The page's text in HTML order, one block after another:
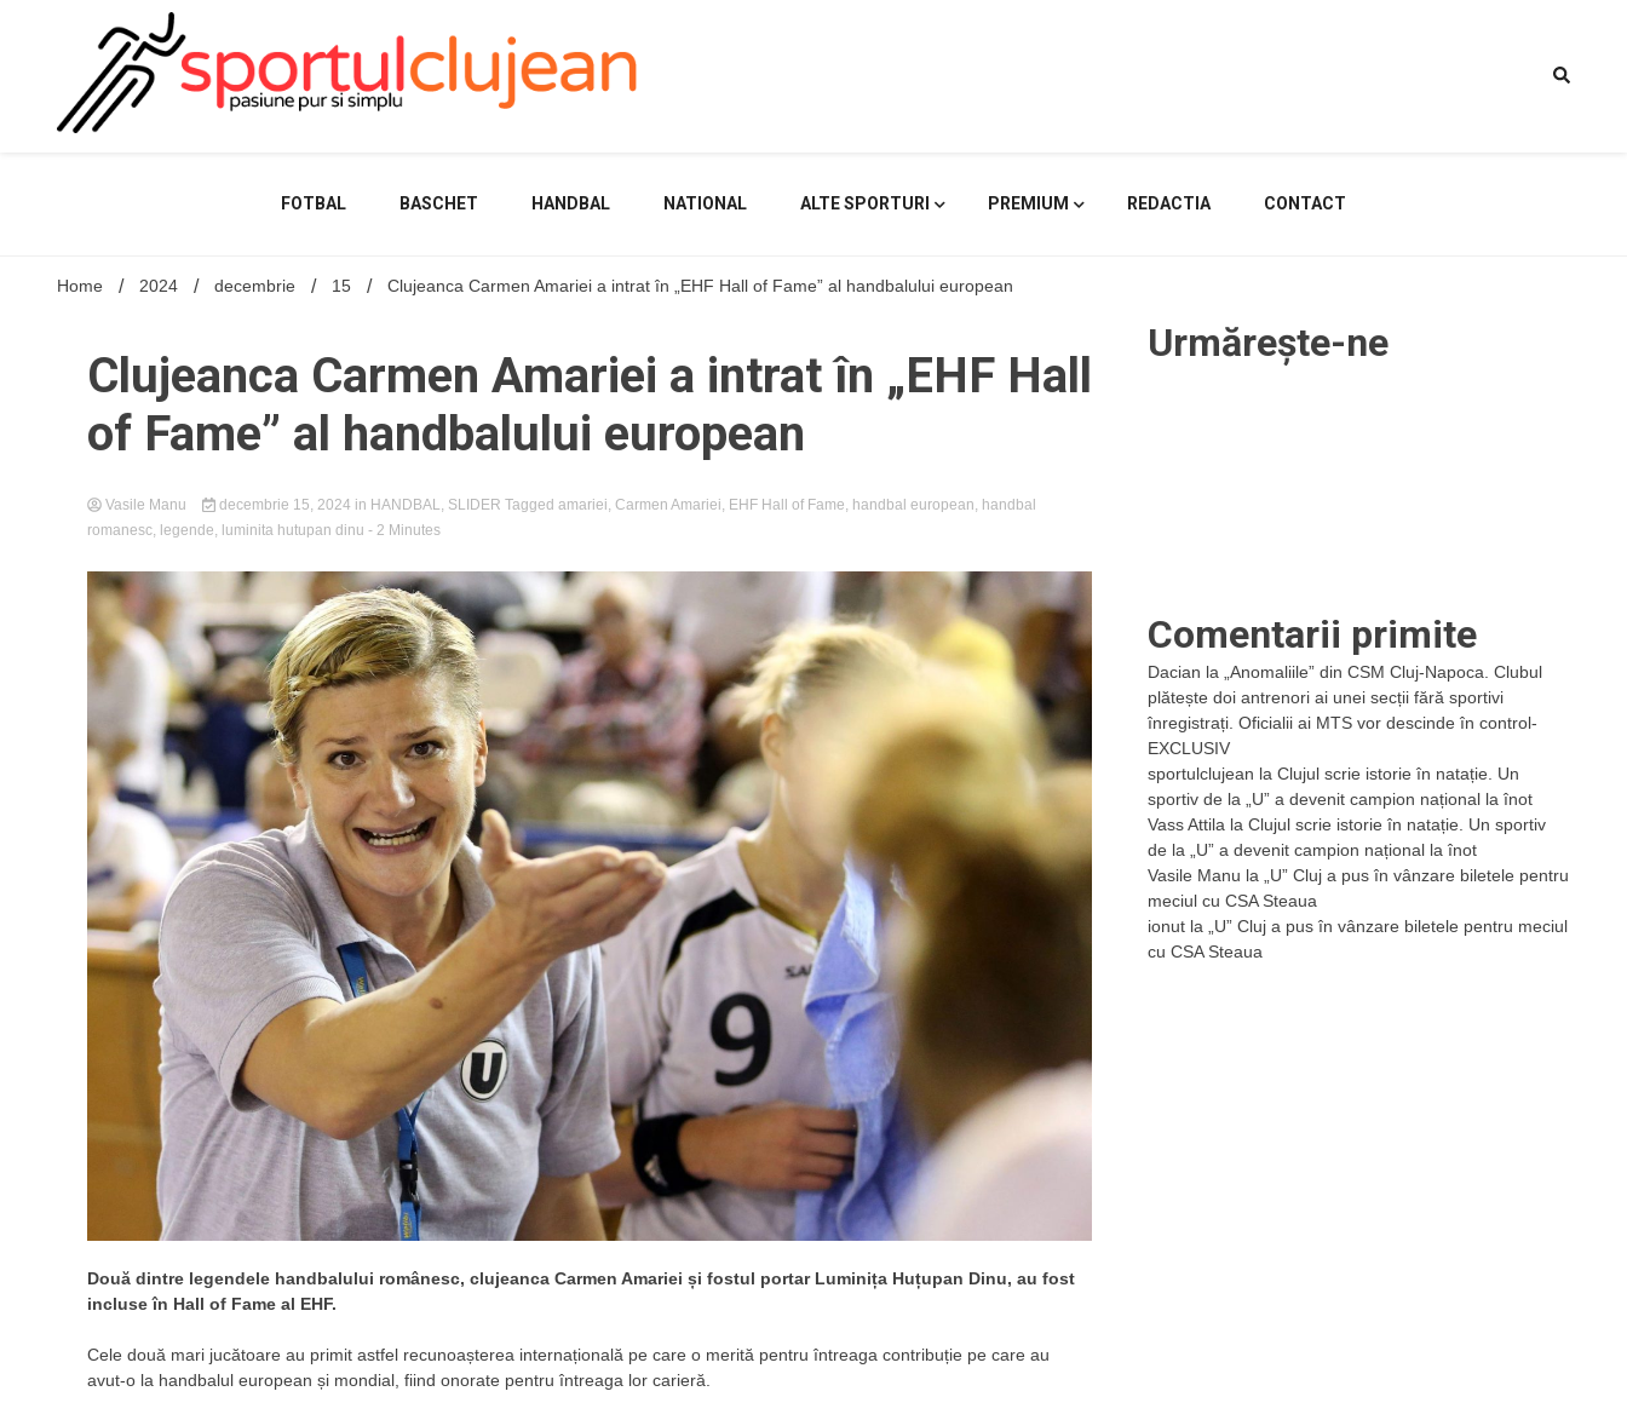
FOTBAL BASCHET HANDBAL NATIONAL ALTE SPORTURI PREMIUM REDACTIA CONTACT
Home 2024 decembrie 15 Clujeanca Carmen Amariei a intrat în „EHF Hall of Fame” al handbalului european
Clujeanca Carmen Amariei a intrat în „EHF Hall
of Fame” al handbalului european
Vasile Manu decembrie 15, 2024 in HANDBAL, SLIDER Tagged amariei, Carmen Amariei, EHF Hall of Fame, handbal european, handbal
romanesc, legende, luminita hutupan dinu - 2 Minutes
Două dintre legendele handbalului românesc, clujeanca Carmen Amariei și fostul portar Luminița Huțupan Dinu, au fost
incluse în Hall of Fame al EHF.
Cele două mari jucătoare au primit astfel recunoașterea internațională pe care o merită pentru întreaga contribuție pe care au
avut-o la handbalul european și mondial, fiind onorate pentru întreaga lor carieră.
Urmărește-ne
Comentarii primite
Dacian la
„Anomaliile” din CSM Cluj-Napoca. Clubul
plătește doi antrenori ai unei secții fără sportivi
înregistrați. Oficialii ai MTS vor descinde în control-
EXCLUSIV
sportulclujean la Clujul scrie istorie în natație. Un
sportiv de la „U” a devenit campion național la înot
Vass Attila la Clujul scrie istorie în natație. Un sportiv
de la „U” a devenit campion național la înot
Vasile Manu la
„U” Cluj a pus în vânzare biletele pentru
meciul cu CSA Steaua
ionut la
„U” Cluj a pus în vânzare biletele pentru meciul
cu CSA Steaua